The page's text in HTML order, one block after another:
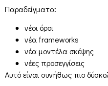
Παραδείγματα:
νέοι όροι
νέα frameworks
νέα μοντέλα σκέψης
νέες προσεγγίσεις
Αυτό είναι συνήθως πιο